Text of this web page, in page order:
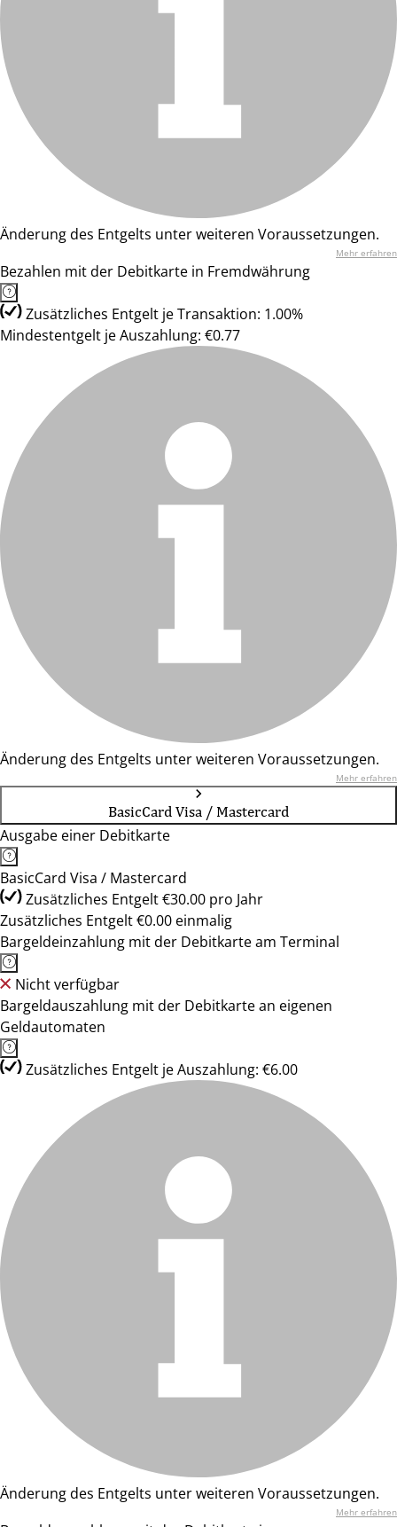
Änderung des Entgelts unter weiteren Voraussetzungen.
Mehr erfahren
Bezahlen mit der Debitkarte in Fremdwährung
Zusätzliches Entgelt je Transaktion: 1.00%
Mindestentgelt je Auszahlung: €0.77
Änderung des Entgelts unter weiteren Voraussetzungen.
Mehr erfahren
BasicCard Visa / Mastercard
Ausgabe einer Debitkarte
BasicCard Visa / Mastercard
Zusätzliches Entgelt €30.00 pro Jahr
Zusätzliches Entgelt €0.00 einmalig
Bargeldeinzahlung mit der Debitkarte am Terminal
Nicht verfügbar
Bargeldauszahlung mit der Debitkarte an eigenen
Geldautomaten
Zusätzliches Entgelt je Auszahlung: €6.00
Änderung des Entgelts unter weiteren Voraussetzungen.
Mehr erfahren